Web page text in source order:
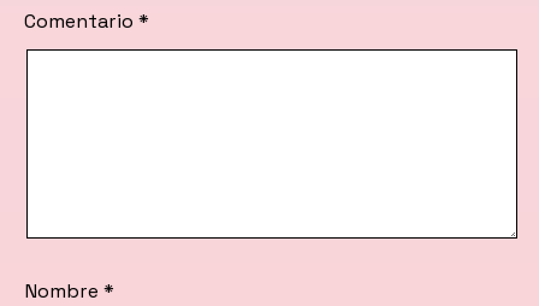
Comentario *
Nombre *